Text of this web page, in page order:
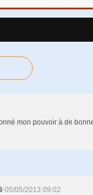
mon pouvoir à de
05/05/2013 09:02